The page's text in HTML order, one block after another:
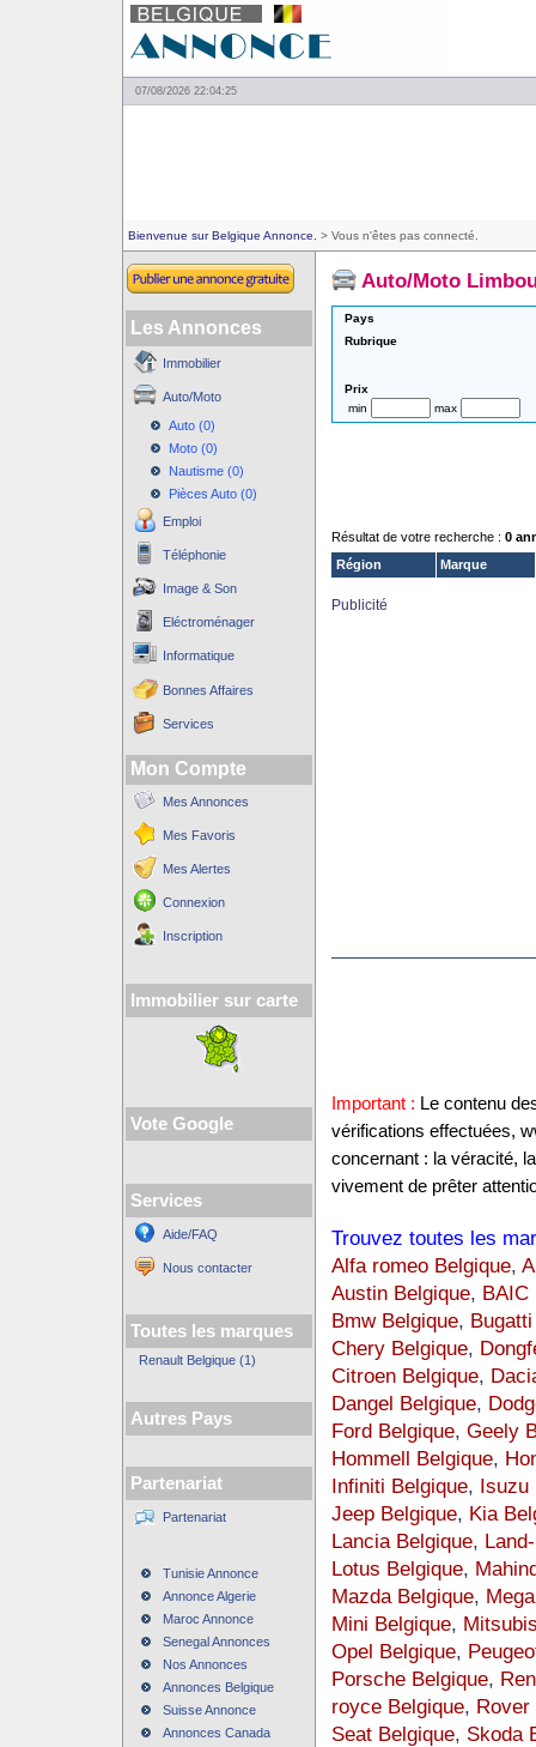
07/08/2026 22:04:25
Bienvenue sur Belgique Annonce. > Vous n'êtes pas connecté.
Les Annonces
Immobilier
Auto/Moto
Auto (0)
Moto (0)
Nautisme (0)
Pièces Auto (0)
Emploi
Téléphonie
Image & Son
Eléctroménager
Informatique
Bonnes Affaires
Services
Mon Compte
Mes Annonces
Mes Favoris
Mes Alertes
Connexion
Inscription
Immobilier sur carte
Vote Google
Services
Aide/FAQ
Nous contacter
Toutes les marques
Renault Belgique (1)
Autres Pays
Partenariat
Partenariat
Tunisie Annonce
Annonce Algerie
Maroc Annonce
Senegal Annonces
Nos Annonces
Annonces Belgique
Suisse Annonce
Annonces Canada
Auto/Moto
Pays
Rubrique
Prix
min
max
Résultat de votre recherche : 0
Région
Marque
Publicité
Important : Le contenu
vérifications effectuées,
concernant : la véracité,
vivement de prêter
Trouvez toutes les
Alfa romeo Belgique,
Austin Belgique, BAIC
Bmw Belgique,
Chery Belgique,
Citroen Belgique,
Dangel Belgique,
Ford Belgique, Geely
Hommell Belgique,
Infiniti Belgique, Isuzu
Jeep Belgique, Kia
Lancia Belgique,
Lotus Belgique,
Mazda Belgique,
Mini Belgique,
Opel Belgique,
Porsche Belgique,
royce Belgique, Rover
Seat Belgique, Skoda